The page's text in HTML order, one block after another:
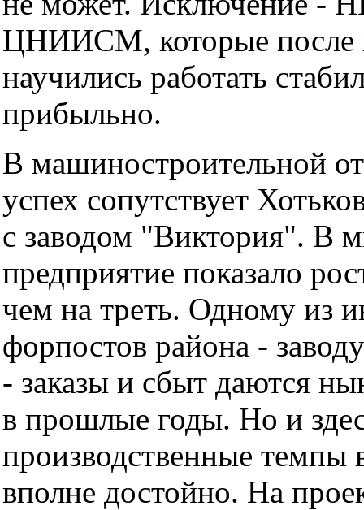
ЦНИИСМ, которые после
научились работать
прибыльно.
В машиностроительной
успех сопутствует
с заводом "Виктория". В
предприятие показало
чем на треть. Одному из
форпостов района -
- заказы и сбыт даются
в прошлые годы. Но и
производственные темпы
вполне достойно. На